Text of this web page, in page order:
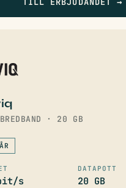
· 20 GB
s
DATAPOTT
20 GB